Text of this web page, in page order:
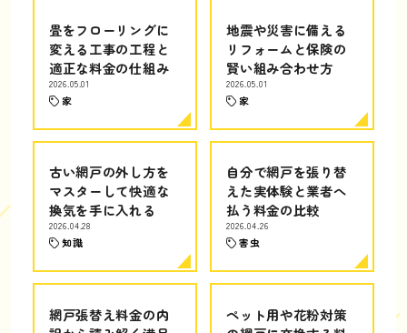
畳をフローリングに
変える工事の工程と
適正な料金の仕組み
2026.05.01
家
地震や災害に備える
リフォームと保険の
賢い組み合わせ方
2026.05.01
家
古い網戸の外し方を
マスターして快適な
換気を手に入れる
2026.04.28
知識
自分で網戸を張り替
えた実体験と業者へ
払う料金の比較
2026.04.26
害虫
網戸張替え料金の内
ペット用や花粉対策